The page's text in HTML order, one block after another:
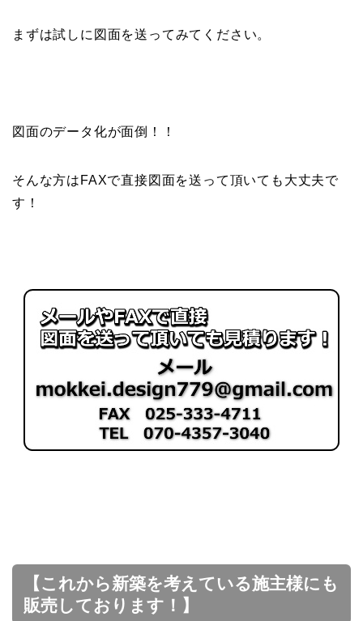
まずは試しに図面を送ってみてください。
図面のデータ化が面倒！！
そんな方はFAXで直接図面を送って頂いても大丈夫で
す！
【これから新築を考えている施主様にも
販売しております！】